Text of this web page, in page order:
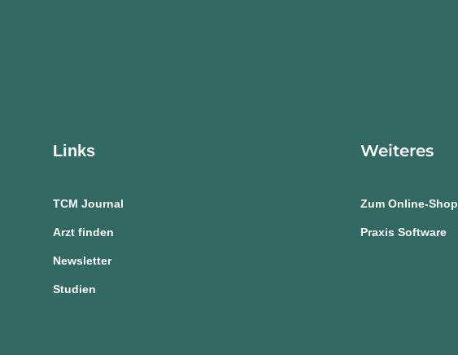
Links
TCM Journal
Arzt finden
Newsletter
Studien
Weiteres
Zum Online-Shop
Praxis Software